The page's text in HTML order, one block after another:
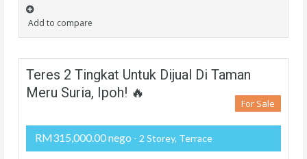
Add to compare
Teres 2 Tingkat Untuk Dijual Di Taman
Meru Suria, Ipoh! 🔥
For Sale
RM315,000.00 nego - 2 Storey, Terrace